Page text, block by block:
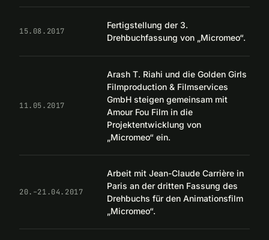
15.08.2017
Fertigstellung der 3.
Drehbuchfassung von „Micromeo“.
11.05.2017
Arash T. Riahi und die Golden Girls
Filmproduction & Filmservices
GmbH steigen gemeinsam mit
Amour Fou Film in die
Projektentwicklung von
„Micromeo“ ein.
20.–21.04.2017
Arbeit mit Jean-Claude Carrière in
Paris an der dritten Fassung des
Drehbuchs für den Animationsfilm
„Micromeo“.